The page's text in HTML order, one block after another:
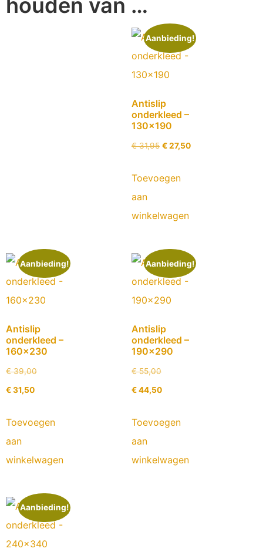
houden van …
Aanbieding!
Antislip
onderkleed –
130×190
€31,95 €27,50
Toevoegen
aan
winkelwagen
Aanbieding!
Antislip
onderkleed –
160×230
€39,00
€31,50
Toevoegen
aan
winkelwagen
Aanbieding!
Antislip
onderkleed –
190×290
€55,00
€44,50
Toevoegen
aan
winkelwagen
Aanbieding!